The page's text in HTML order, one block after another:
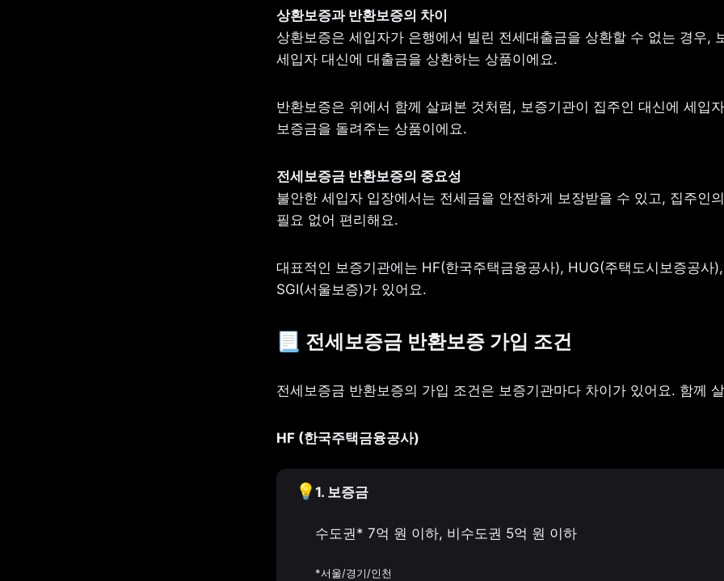
상환보증은 세입자가 은행에서 빌린 전세대출금을 상환할 수 없는 경우,
세입자 대신에 대출금을 상환하는 상품이에요.
반환보증은 위에서 함께 살펴본 것처럼, 보증기관이 집주인 대신에 세입
보증금을 돌려주는 상품이에요.
불안한 세입자 입장에서는 전세금을 안전하게 보장받을 수 있고, 집주인
필요 없어 편리해요.
대표적인 보증기관에는 HF(한국주택금융공사), HUG(주택도시보증공사),
SGI(서울보증)가 있어요.
📃 전세보증금 반환보증 가입 조건
전세보증금 반환보증의 가입 조건은 보증기관마다 차이가 있어요. 함께
HF (한국주택금융공사)
💡1. 보증금
수도권* 7억 원 이하, 비수도권 5억 원 이하
*서울/경기/인천